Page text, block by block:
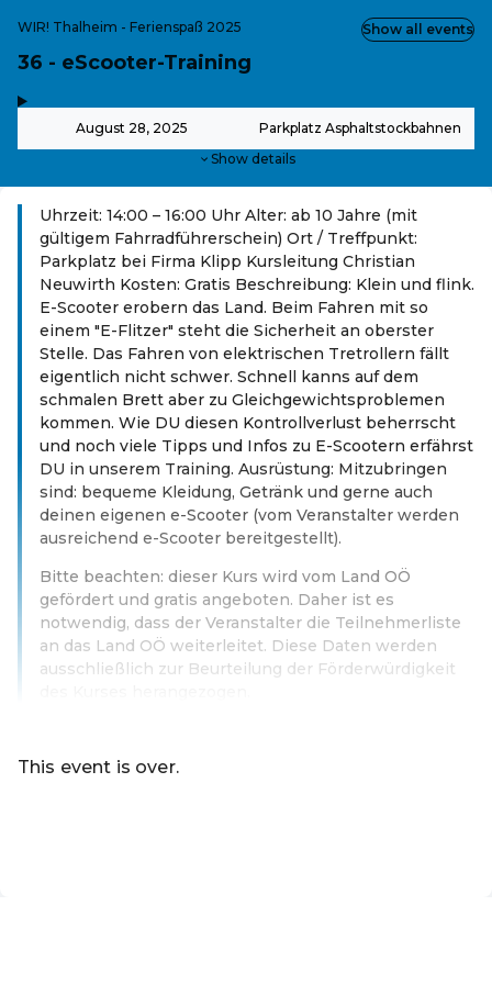
WIR! Thalheim - Ferienspaß 2025
36 - eScooter-Training
August 28, 2025 Parkplatz Asphaltstockbahnen
Show details
Show all events
Uhrzeit: 14:00 – 16:00 Uhr Alter: ab 10 Jahre (mit
gültigem Fahrradführerschein) Ort / Treffpunkt:
Parkplatz bei Firma Klipp Kursleitung Christian
Neuwirth Kosten: Gratis Beschreibung: Klein und flink.
E-Scooter erobern das Land. Beim Fahren mit so
einem "E-Flitzer" steht die Sicherheit an oberster
Stelle. Das Fahren von elektrischen Tretrollern fällt
eigentlich nicht schwer. Schnell kanns auf dem
schmalen Brett aber zu Gleichgewichtsproblemen
kommen. Wie DU diesen Kontrollverlust beherrscht
und noch viele Tipps und Infos zu E-Scootern erfährst
DU in unserem Training. Ausrüstung: Mitzubringen
sind: bequeme Kleidung, Getränk und gerne auch
deinen eigenen e-Scooter (vom Veranstalter werden
ausreichend e-Scooter bereitgestellt).
Bitte beachten: dieser Kurs wird vom Land OÖ
gefördert und gratis angeboten. Daher ist es
notwendig, dass der Veranstalter die Teilnehmerliste
an das Land OÖ weiterleitet. Diese Daten werden
ausschließlich zur Beurteilung der Förderwürdigkeit
This event is over.